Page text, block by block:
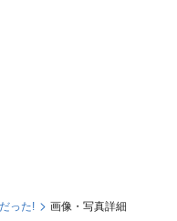
った! 画像・写真詳細